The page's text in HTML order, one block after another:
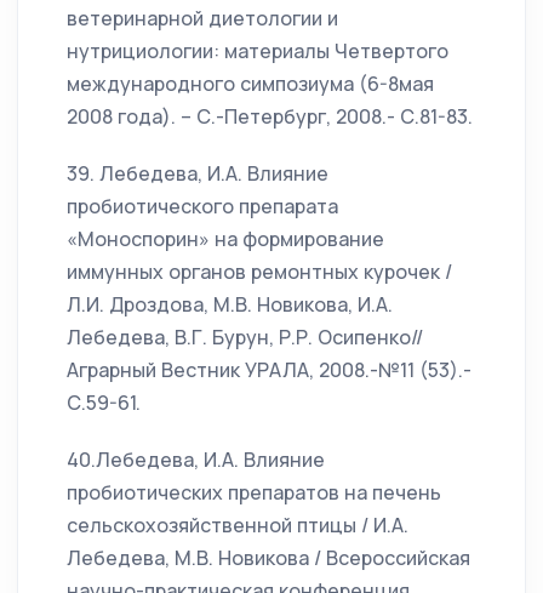
ветеринарной диетологии и
нутрициологии: материалы Четвертого
международного симпозиума (6-8мая
2008 года). – С.-Петербург, 2008.- С.81-83.
39. Лебедева, И.А. Влияние
пробиотического препарата
«Моноспорин» на формирование
иммунных органов ремонтных курочек /
Л.И. Дроздова, М.В. Новикова, И.А.
Лебедева, В.Г. Бурун, Р.Р. Осипенко//
Аграрный Вестник УРАЛА, 2008.-№11 (53).-
С.59-61.
40.Лебедева, И.А. Влияние
пробиотических препаратов на печень
сельскохозяйственной птицы / И.А.
Лебедева, М.В. Новикова / Всероссийская